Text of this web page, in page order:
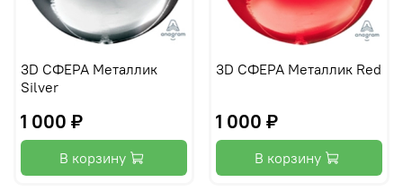
3D СФЕРА Металлик
Silver
1 000 ₽
В корзину
3D СФЕРА Металлик Red
1 000 ₽
В корзину